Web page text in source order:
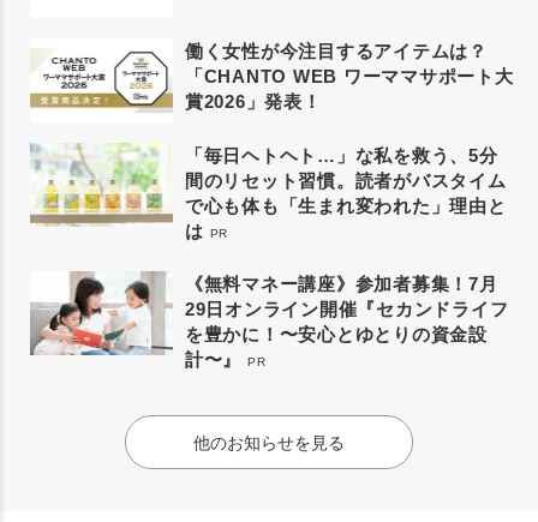
働く女性が今注目するアイテムは？
「CHANTO WEB ワーママサポート大
賞2026」発表！
「毎日ヘトヘト…」な私を救う、5分
間のリセット習慣。読者がバスタイム
で心も体も「生まれ変われた」理由と
は PR
《無料マネー講座》参加者募集！7月
29日オンライン開催『セカンドライフ
を豊かに！〜安心とゆとりの資金設
計〜』
PR
他のお知らせを見る